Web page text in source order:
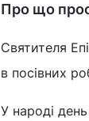
Про що
Святителя
в посівних
У народі